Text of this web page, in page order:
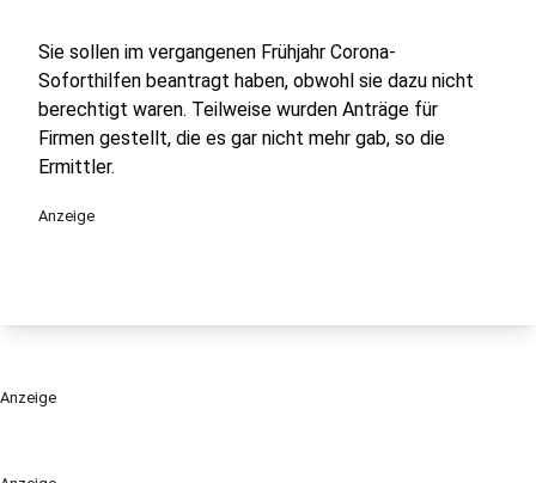
Sie sollen im vergangenen Frühjahr Corona-
Soforthilfen beantragt haben, obwohl sie dazu nicht
berechtigt waren. Teilweise wurden Anträge für
Firmen gestellt, die es gar nicht mehr gab, so die
Ermittler.
Anzeige
Anzeige